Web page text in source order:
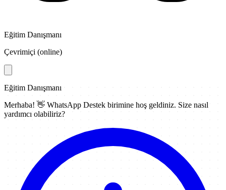
Eğitim Danışmanı
Çevrimiçi (online)
Eğitim Danışmanı
Merhaba! 👋 WhatsApp Destek birimine hoş geldiniz. Size nasıl
yardımcı olabiliriz?